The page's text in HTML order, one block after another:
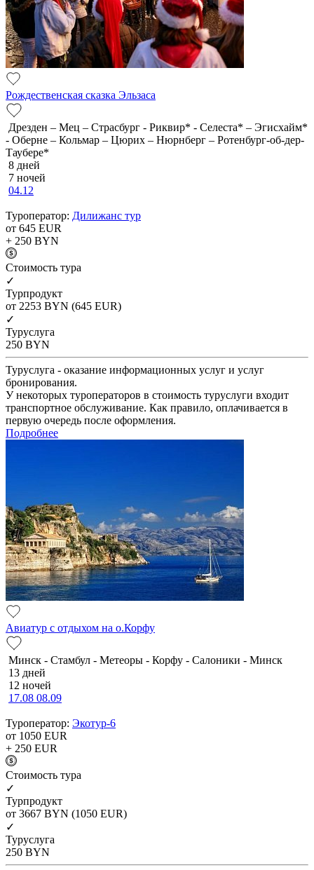
Рождественская сказка Эльзаса
Дрезден – Мец – Страсбург - Риквир* - Селеста* – Эгисхайм*
- Оберне – Кольмар – Цюрих – Нюрнберг – Ротенбург-об-дер-
Таубере*
8 дней
7 ночей
04.12
Туроператор: Дилижанс тур
от 645 EUR
+ 250 BYN
Cтоимость тура
✓
Турпродукт
от 2253 BYN (645 EUR)
✓
Туруслуга
250 BYN
Туруслуга - оказание информационных услуг и услуг
бронирования.
У некоторых туроператоров в стоимость туруслуги входит
транспортное обслуживание. Как правило, оплачивается в
первую очередь после оформления.
Подробнее
Авиатур с отдыхом на о.Корфу
Минск - Стамбул - Метеоры - Корфу - Салоники - Минск
13 дней
12 ночей
17.08 08.09
Туроператор: Экотур-6
от 1050 EUR
+ 250 EUR
Cтоимость тура
✓
Турпродукт
от 3667 BYN (1050 EUR)
✓
Туруслуга
250 BYN